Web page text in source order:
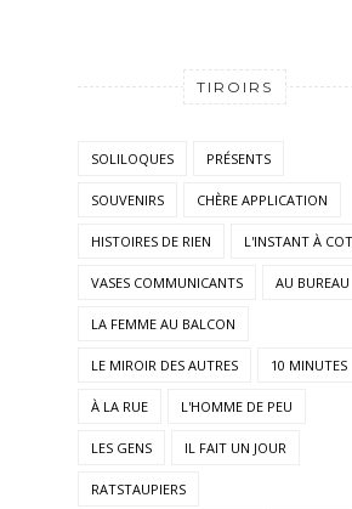
TIROIRS
SOLILOQUES PRÉSENTS
SOUVENIRS CHÈRE APPLICATION
HISTOIRES DE RIEN L'INSTANT À
VASES COMMUNICANTS AU BUREAU
LA FEMME AU BALCON
LE MIROIR DES AUTRES 10 MINUTES
À LA RUE L'HOMME DE PEU
LES GENS IL FAIT UN JOUR
RATSTAUPIERS